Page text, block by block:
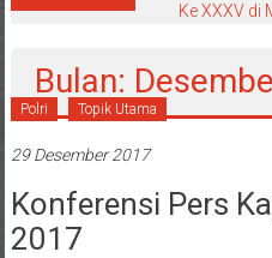
Tuntas.
Ke XXXV di
Bulan:
Polri Topik Utama
29 Desember 2017
Konferensi Pers
2017